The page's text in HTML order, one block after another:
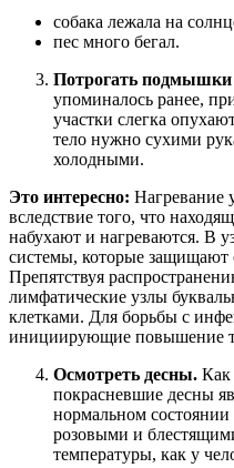
собака лежала на
пес много бегал.
Потрогать подмышки
упоминалось ранее,
участки слегка
тело нужно сухими
холодными.
Это интересно: Нагревание
вследствие того, что
набухают и нагреваются. В
системы, которые защищают
Препятствуя
лимфатические узлы
клетками. Для борьбы с
инициирующие повышение
Осмотреть десны. Как
покрасневшие десны
нормальном
розовыми и
температуры, как у